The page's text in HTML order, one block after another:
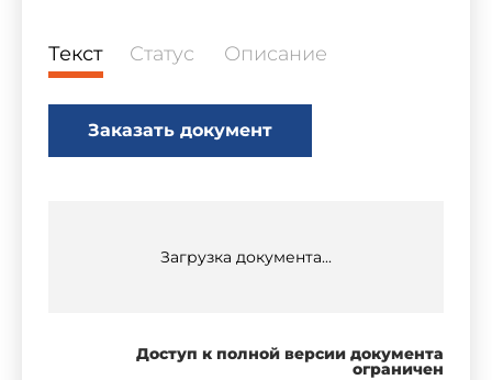
Текст Статус Описание
Заказать документ
Загрузка документа...
Доступ к полной версии документа
ограничен